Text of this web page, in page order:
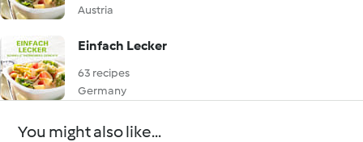
Austria
Einfach Lecker
63 recipes
Germany
You might also like...